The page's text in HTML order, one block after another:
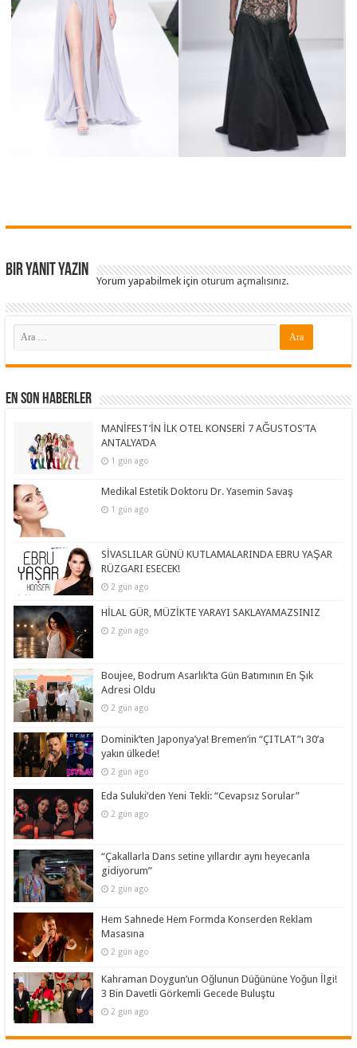
Bir yanıt yazın
Yorum yapabilmek içinoturum açmalısınız.
En Son Haberler
MANİFEST’İN İLK OTEL KONSERİ 7 AĞUSTOS’TA
ANTALYA’DA
1 gün ago
Medikal Estetik Doktoru Dr. Yasemin Savaş
1 gün ago
SİVASLILAR GÜNÜ KUTLAMALARINDA EBRU YAŞAR
RÜZGARI ESECEK!
2 gün ago
HİLAL GÜR, MÜZİKTE YARAYI SAKLAYAMAZSINIZ
2 gün ago
Boujee, Bodrum Asarlık’ta Gün Batımının En Şık
Adresi Oldu
2 gün ago
Dominik’ten Japonya’ya! Bremen’in “ÇITLAT”ı 30’a
yakın ülkede!
2 gün ago
Eda Suluki’den Yeni Tekli: “Cevapsız Sorular”
2 gün ago
“Çakallarla Dans setine yıllardır aynı heyecanla
gidiyorum”
2 gün ago
Hem Sahnede Hem Formda Konserden Reklam
Masasına
2 gün ago
Kahraman Doygun’un Oğlunun Düğününe Yoğun İlgi!
3 Bin Davetli Görkemli Gecede Buluştu
2 gün ago